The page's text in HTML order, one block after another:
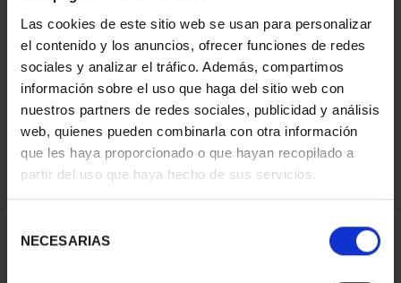
Las cookies de este sitio web se usan para personalizar
el contenido y los anuncios, ofrecer funciones de redes
sociales y analizar el tráfico. Además, compartimos
información sobre el uso que haga del sitio web con
nuestros partners de redes sociales, publicidad y análisis
web, quienes pueden combinarla con otra información
que les haya proporcionado o que hayan recopilado a
partir del uso que haya hecho de sus servicios.
NECESARIAS
ORDENAR POR:
REFINAR
1 Productos encontrados